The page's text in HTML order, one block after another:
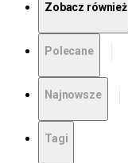
Zobacz również
Polecane
Najnowsze
Tagi